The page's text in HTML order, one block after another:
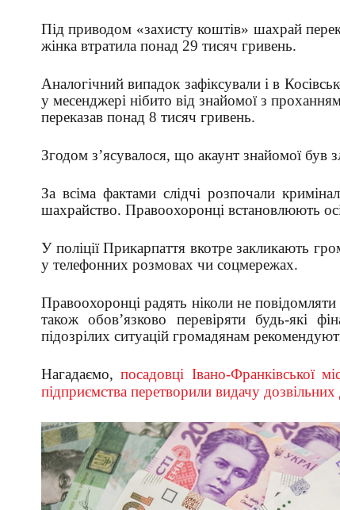
Під приводом «захисту коштів» шахрай
жінка втратила понад 29 тисяч гривень.
Аналогічний випадок зафіксували і в
у месенджері нібито від знайомої з
переказав понад 8 тисяч гривень.
Згодом з’ясувалося, що акаунт знайомої був
За всіма фактами слідчі розпочали
шахрайство. Правоохоронці встановлюють
У поліції Прикарпаття вкотре закликають
у телефонних розмовах чи соцмережах.
Правоохоронці радять ніколи не
також обов’язково перевіряти будь-які
підозрілих ситуацій громадянам
Нагадаємо,посадовці Івано-Франківської
підприємства перетворили видачу